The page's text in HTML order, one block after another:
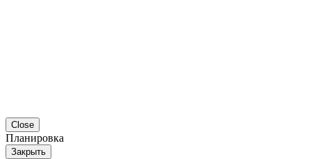
Close
Планировка
Закрыть